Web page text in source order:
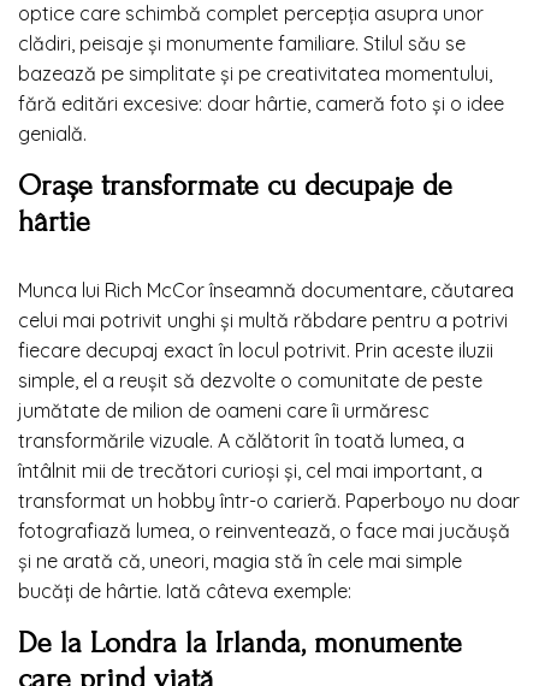
optice care schimbă complet percepția asupra unor
clădiri, peisaje și monumente familiare. Stilul său se
bazează pe simplitate și pe creativitatea momentului,
fără editări excesive: doar hârtie, cameră foto și o idee
genială.
Orașe transformate cu decupaje de
hârtie
Munca lui Rich McCor înseamnă documentare, căutarea
celui mai potrivit unghi și multă răbdare pentru a potrivi
fiecare decupaj exact în locul potrivit. Prin aceste iluzii
simple, el a reușit să dezvolte o comunitate de peste
jumătate de milion de oameni care îi urmăresc
transformările vizuale. A călătorit în toată lumea, a
întâlnit mii de trecători curioși și, cel mai important, a
transformat un hobby într-o carieră. Paperboyo nu doar
fotografiază lumea, o reinventează, o face mai jucăușă
și ne arată că, uneori, magia stă în cele mai simple
bucăți de hârtie. Iată câteva exemple:
De la Londra la Irlanda, monumente
care prind viață